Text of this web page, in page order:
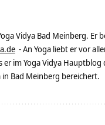
Vidya Bad Meinberg. Er
- An Yoga liebt er vor
er im Yoga Vidya
Bad Meinberg bereichert.